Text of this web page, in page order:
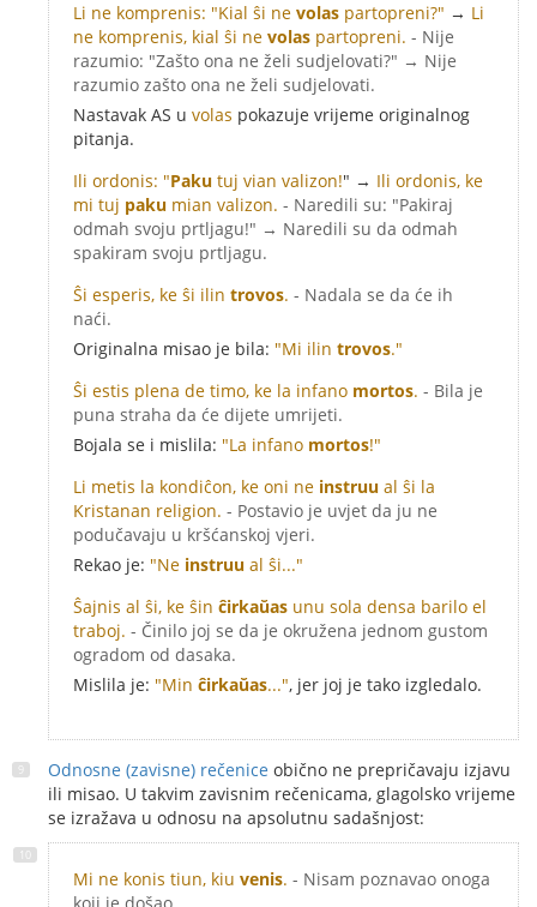
Li ne komprenis: "Kial ŝi ne volas partopreni?" → Li
ne komprenis, kial ŝi ne volas partopreni. - Nije
razumio: "Zašto ona ne želi sudjelovati?" → Nije
razumio zašto ona ne želi sudjelovati.
Nastavak AS u volas pokazuje vrijeme originalnog
pitanja.
Ili ordonis: "Paku tuj vian valizon!" → Ili ordonis, ke
mi tuj paku mian valizon. - Naredili su: "Pakiraj
odmah svoju prtljagu!" → Naredili su da odmah
spakiram svoju prtljagu.
Ŝi esperis, ke ŝi ilin trovos. - Nadala se da će ih
naći.
Originalna misao je bila: "Mi ilin trovos."
Ŝi estis plena de timo, ke la infano mortos. - Bila je
puna straha da će dijete umrijeti.
Bojala se i mislila: "La infano mortos!"
Li metis la kondiĉon, ke oni ne instruu al ŝi la
Kristanan religion. - Postavio je uvjet da ju ne
podučavaju u kršćanskoj vjeri.
Rekao je: "Ne instruu al ŝi..."
Ŝajnis al ŝi, ke ŝin ĉirkaŭas unu sola densa barilo el
traboj. - Činilo joj se da je okružena jednom gustom
ogradom od dasaka.
Mislila je: "Min ĉirkaŭas...", jer joj je tako izgledalo.
Odnosne (zavisne) rečenice obično ne prepričavaju izjavu
ili misao. U takvim zavisnim rečenicama, glagolsko vrijeme
se izražava u odnosu na apsolutnu sadašnjost:
Mi ne konis tiun, kiu venis. - Nisam poznavao onoga